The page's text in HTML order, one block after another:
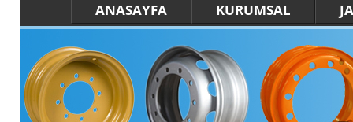
ANASAYFA KURUMSAL